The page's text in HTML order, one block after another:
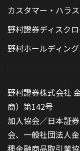
カスタマー・ハラ
野村證券ディスク
野村ホールディン
野村證券株式会社
商）第142号
加入協会／日本証
会、一般社団法人